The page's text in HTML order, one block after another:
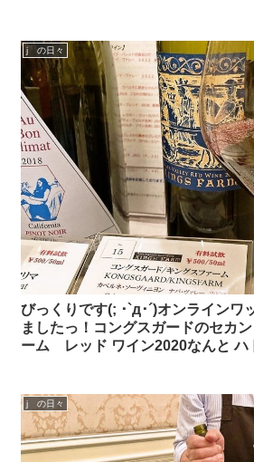
j の日々
びっくりです(; ･`д･´)オンラインワ
ましたっ！コングスガードのセカ
ーム レッド ワイン2020なんと ハ
j の日々